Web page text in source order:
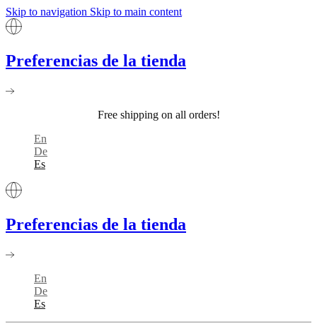
Skip to navigation Skip to main content
Preferencias de la tienda
Free shipping on all orders!
En
De
Es
Preferencias de la tienda
En
De
Es